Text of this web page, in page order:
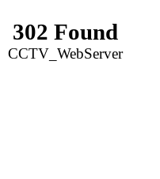
302 Found
CCTV_WebServer